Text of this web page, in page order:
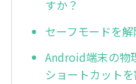
すか？
セーフモードを
Android端末の物
ショートカット